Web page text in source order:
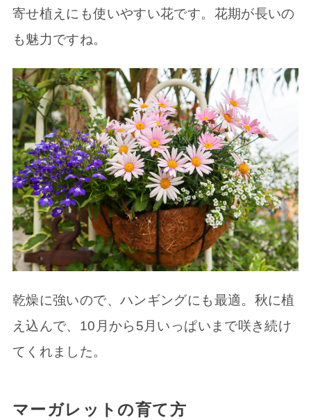
寄せ植えにも使いやすい花です。花期が長いの
も魅力ですね。
乾燥に強いので、ハンギングにも最適。秋に植
え込んで、10月から5月いっぱいまで咲き続け
てくれました。
マーガレットの育て方